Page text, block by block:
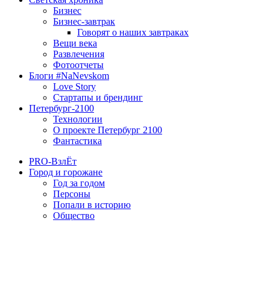
Бизнес
Бизнес-завтрак
Говорят о наших завтраках
Вещи века
Развлечения
Фотоотчеты
Блоги #NaNevskom
Love Story
Стартапы и брендинг
Петербург-2100
Технологии
О проекте Петербург 2100
Фантастика
PRO-ВзлЁт
Город и горожане
Год за годом
Персоны
Попали в историю
Общество